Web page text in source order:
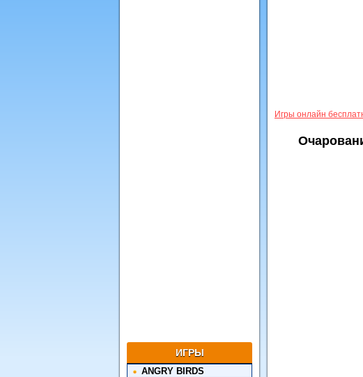
ИГРЫ
ANGRY BIRDS
Игры онлайн